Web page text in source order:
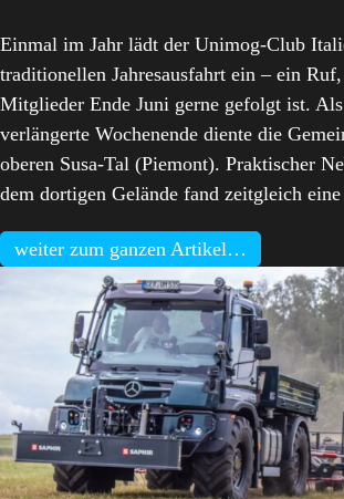
Einmal im Jahr lädt der Unimog-Club
traditionellen Jahresausfahrt ein – ein
Mitglieder Ende Juni gerne gefolgt ist.
verlängerte Wochenende diente die
oberen Susa-Tal (Piemont). Praktischer
dem dortigen Gelände fand zeitgleich
weiter zum ganzen Artikel…